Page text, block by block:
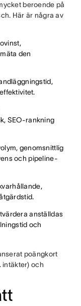
beroende på
Här är några av
den
SEO-rankning
genomsnittlig
och pipeline-
anställdas
och
poängkort
intäkter) och